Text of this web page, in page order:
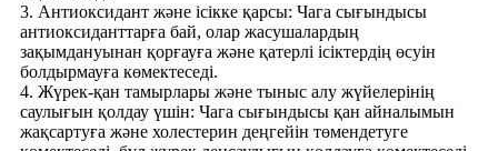
3. Антиоксидант және ісікке қарсы: Чага сығындысы
антиоксиданттарға бай, олар жасушалардың
зақымдануынан қорғауға және қатерлі ісіктердің өсуін
болдырмауға көмектеседі.
4. Жүрек-қан тамырлары және тыныс алу жүйелерінің
саулығын қолдау үшін: Чага сығындысы қан айналымын
жақсартуға және холестерин деңгейін төмендетуге